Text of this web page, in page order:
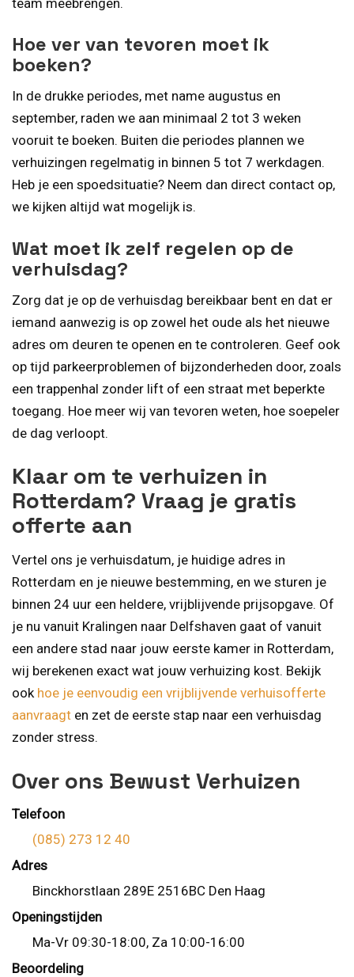
Hoe ver van tevoren moet ik
boeken?
In de drukke periodes, met name augustus en
september, raden we aan minimaal 2 tot 3 weken
vooruit te boeken. Buiten die periodes plannen we
verhuizingen regelmatig in binnen 5 tot 7 werkdagen.
Heb je een spoedsituatie? Neem dan direct contact op,
we kijken altijd wat mogelijk is.
Wat moet ik zelf regelen op de
verhuisdag?
Zorg dat je op de verhuisdag bereikbaar bent en dat er
iemand aanwezig is op zowel het oude als het nieuwe
adres om deuren te openen en te controleren. Geef ook
op tijd parkeerproblemen of bijzonderheden door, zoals
een trappenhal zonder lift of een straat met beperkte
toegang. Hoe meer wij van tevoren weten, hoe soepeler
de dag verloopt.
Klaar om te verhuizen in
Rotterdam? Vraag je gratis
offerte aan
Vertel ons je verhuisdatum, je huidige adres in
Rotterdam en je nieuwe bestemming, en we sturen je
binnen 24 uur een heldere, vrijblijvende prijsopgave. Of
je nu vanuit Kralingen naar Delfshaven gaat of vanuit
een andere stad naar jouw eerste kamer in Rotterdam,
wij berekenen exact wat jouw verhuizing kost. Bekijk
ook hoe je eenvoudig een vrijblijvende verhuisofferte
aanvraagt en zet de eerste stap naar een verhuisdag
zonder stress.
Over ons Bewust Verhuizen
Telefoon
(085) 273 12 40
Adres
Binckhorstlaan 289E 2516BC Den Haag
Openingstijden
Ma-Vr 09:30-18:00, Za 10:00-16:00
Beoordeling